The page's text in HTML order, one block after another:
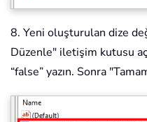
8. Yeni oluşturulan dize
Düzenle" iletişim kutusu
“false” yazın. Sonra